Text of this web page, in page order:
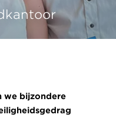
we bijzondere